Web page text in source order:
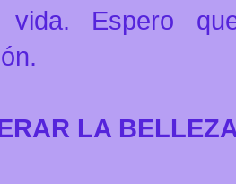
vida. Espero
LA